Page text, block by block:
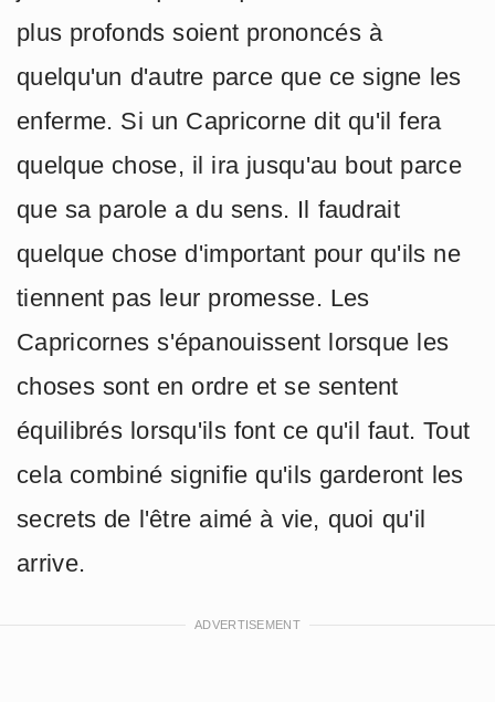
plus profonds soient prononcés à
quelqu'un d'autre parce que ce signe les
enferme. Si un Capricorne dit qu'il fera
quelque chose, il ira jusqu'au bout parce
que sa parole a du sens. Il faudrait
quelque chose d'important pour qu'ils ne
tiennent pas leur promesse. Les
Capricornes s'épanouissent lorsque les
choses sont en ordre et se sentent
équilibrés lorsqu'ils font ce qu'il faut. Tout
cela combiné signifie qu'ils garderont les
secrets de l'être aimé à vie, quoi qu'il
arrive.